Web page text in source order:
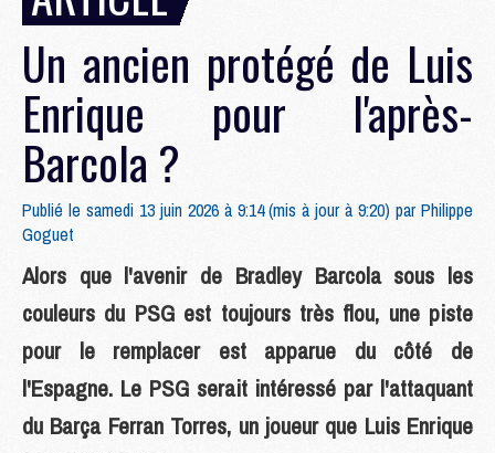
Un ancien protégé de Luis
Enrique pour l'après-
Barcola ?
Publié le samedi 13 juin 2026 à 9:14 (mis à jour à 9:20) parPhilippe
Goguet
Alors que l'avenir de Bradley Barcola sous les
couleurs du PSG est toujours très flou, une piste
pour le remplacer est apparue du côté de
l'Espagne. Le PSG serait intéressé par l'attaquant
du Barça Ferran Torres, un joueur que Luis Enrique